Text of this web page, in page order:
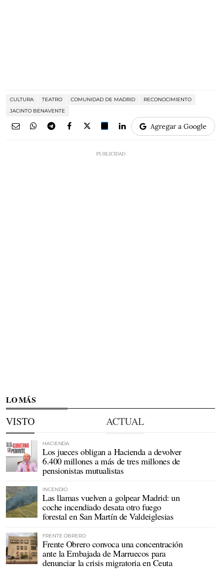
CULTURA TEATRO COMUNIDAD DE MADRID
RECONOCIMIENTO
JACINTO BENAVENTE
Agregar a Google
LO MÁS
VISTO ACTUAL
HACIENDA
Los jueces obligan a Hacienda a devolver
6.400 millones a más de tres millones de
pensionistas mutualistas
INCENDIO
Las llamas vuelven a golpear Madrid: un
coche incendiado desata otro fuego
forestal en San Martín de Valdeiglesias
FRENTE OBRERO
Frente Obrero convoca una concentración
ante la Embajada de Marruecos para
denunciar la crisis migratoria en Ceuta